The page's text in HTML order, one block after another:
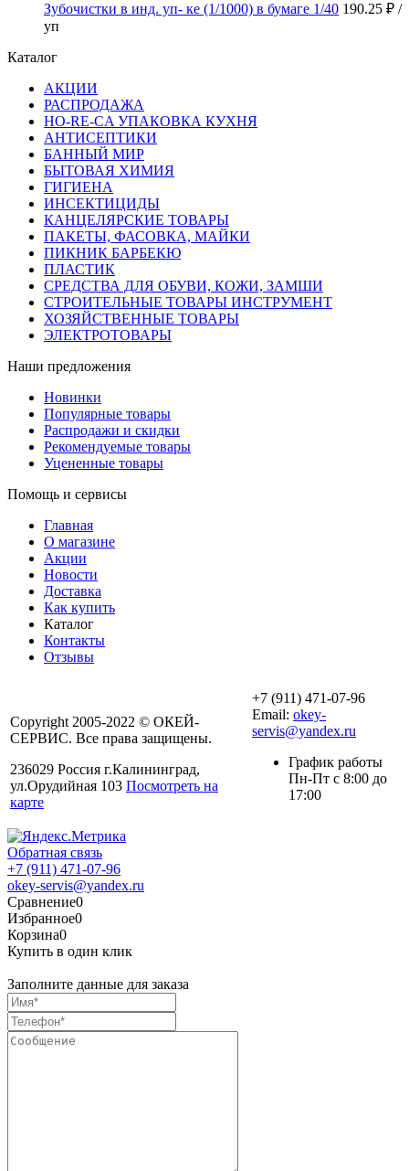
Зубочистки в инд. уп- ке (1/1000) в бумаге 1/40 190.25 ₽ /
уп
Каталог
АКЦИИ
РАСПРОДАЖА
HO-RE-CA УПАКОВКА КУХНЯ
АНТИСЕПТИКИ
БАННЫЙ МИР
БЫТОВАЯ ХИМИЯ
ГИГИЕНА
ИНСЕКТИЦИДЫ
КАНЦЕЛЯРСКИЕ ТОВАРЫ
ПАКЕТЫ, ФАСОВКА, МАЙКИ
ПИКНИК БАРБЕКЮ
ПЛАСТИК
СРЕДСТВА ДЛЯ ОБУВИ, КОЖИ, ЗАМШИ
СТРОИТЕЛЬНЫЕ ТОВАРЫ ИНСТРУМЕНТ
ХОЗЯЙСТВЕННЫЕ ТОВАРЫ
ЭЛЕКТРОТОВАРЫ
Наши предложения
Новинки
Популярные товары
Распродажи и скидки
Рекомендуемые товары
Уцененные товары
Помощь и сервисы
Главная
О магазине
Акции
Новости
Доставка
Как купить
Каталог
Контакты
Отзывы
Copyright 2005-2022 © ОКЕЙ-
СЕРВИС. Все права защищены.
236029 Россия г.Калининград,
ул.Орудийная 103 Посмотреть на
карте
+7 (911) 471-07-96
Email: okey-
servis@yandex.ru
График работы
Пн-Пт с 8:00 до
17:00
Обратная связь
+7 (911) 471-07-96
okey-servis@yandex.ru
Сравнение0
Избранное0
Корзина0
Купить в один клик
Заполните данные для заказа